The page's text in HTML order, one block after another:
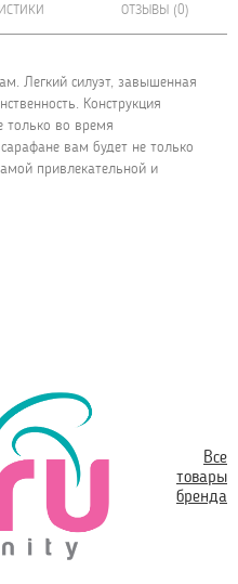
ОТЗЫВЫ (0)
Легкий силуэт, завышенная
Конструкция
только во время
вам будет не только
привлекательной и
Все
товары
бренда